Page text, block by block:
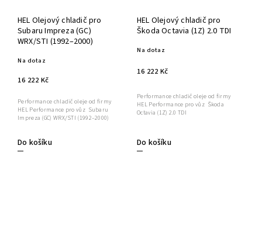
HEL Olejový chladič pro
Subaru Impreza (GC)
WRX/STI (1992–2000)
Na dotaz
16 222 Kč
Do košíku
Performance chladič oleje od firmy
HEL Performance pro vůz Subaru
Impreza (GC) WRX/STI (1992–2000)
HEL Olejový chladič pro
Škoda Octavia (1Z) 2.0 TDI
Na dotaz
16 222 Kč
Do košíku
Performance chladič oleje od firmy
HEL Performance pro vůz Škoda
Octavia (1Z) 2.0 TDI